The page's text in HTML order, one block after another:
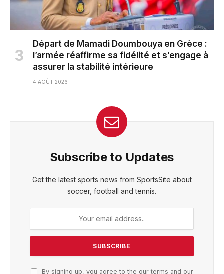
Départ de Mamadi Doumbouya en Grèce :
l’armée réaffirme sa fidélité et s’engage à
assurer la stabilité intérieure
4 AOÛT 2026
Subscribe to Updates
Get the latest sports news from SportsSite about
soccer, football and tennis.
By signing up, you agree to the our terms and our